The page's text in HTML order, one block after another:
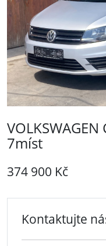
7míst
374 900 Kč
Kontaktujte